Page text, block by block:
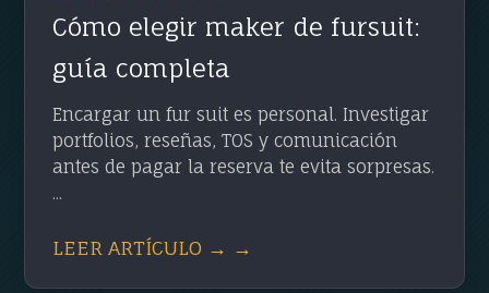
Cómo elegir maker de fursuit:
guía completa
Encargar un fur suit es personal. Investigar
portfolios, reseñas, TOS y comunicación
antes de pagar la reserva te evita sorpresas.
...
LEER ARTÍCULO → →